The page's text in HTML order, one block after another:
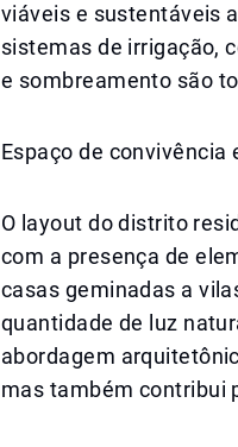
viáveis e sustentáveis
sistemas de irrigação,
e sombreamento são
Espaço de
O layout do distrito
com a presença de
casas geminadas a
quantidade de luz
abordagem
mas também contribui